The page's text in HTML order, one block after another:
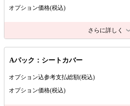
オプション価格(税込)
さらに詳しく
Aパック：シートカバー
オプション込参考支払総額(税込)
オプション価格(税込)